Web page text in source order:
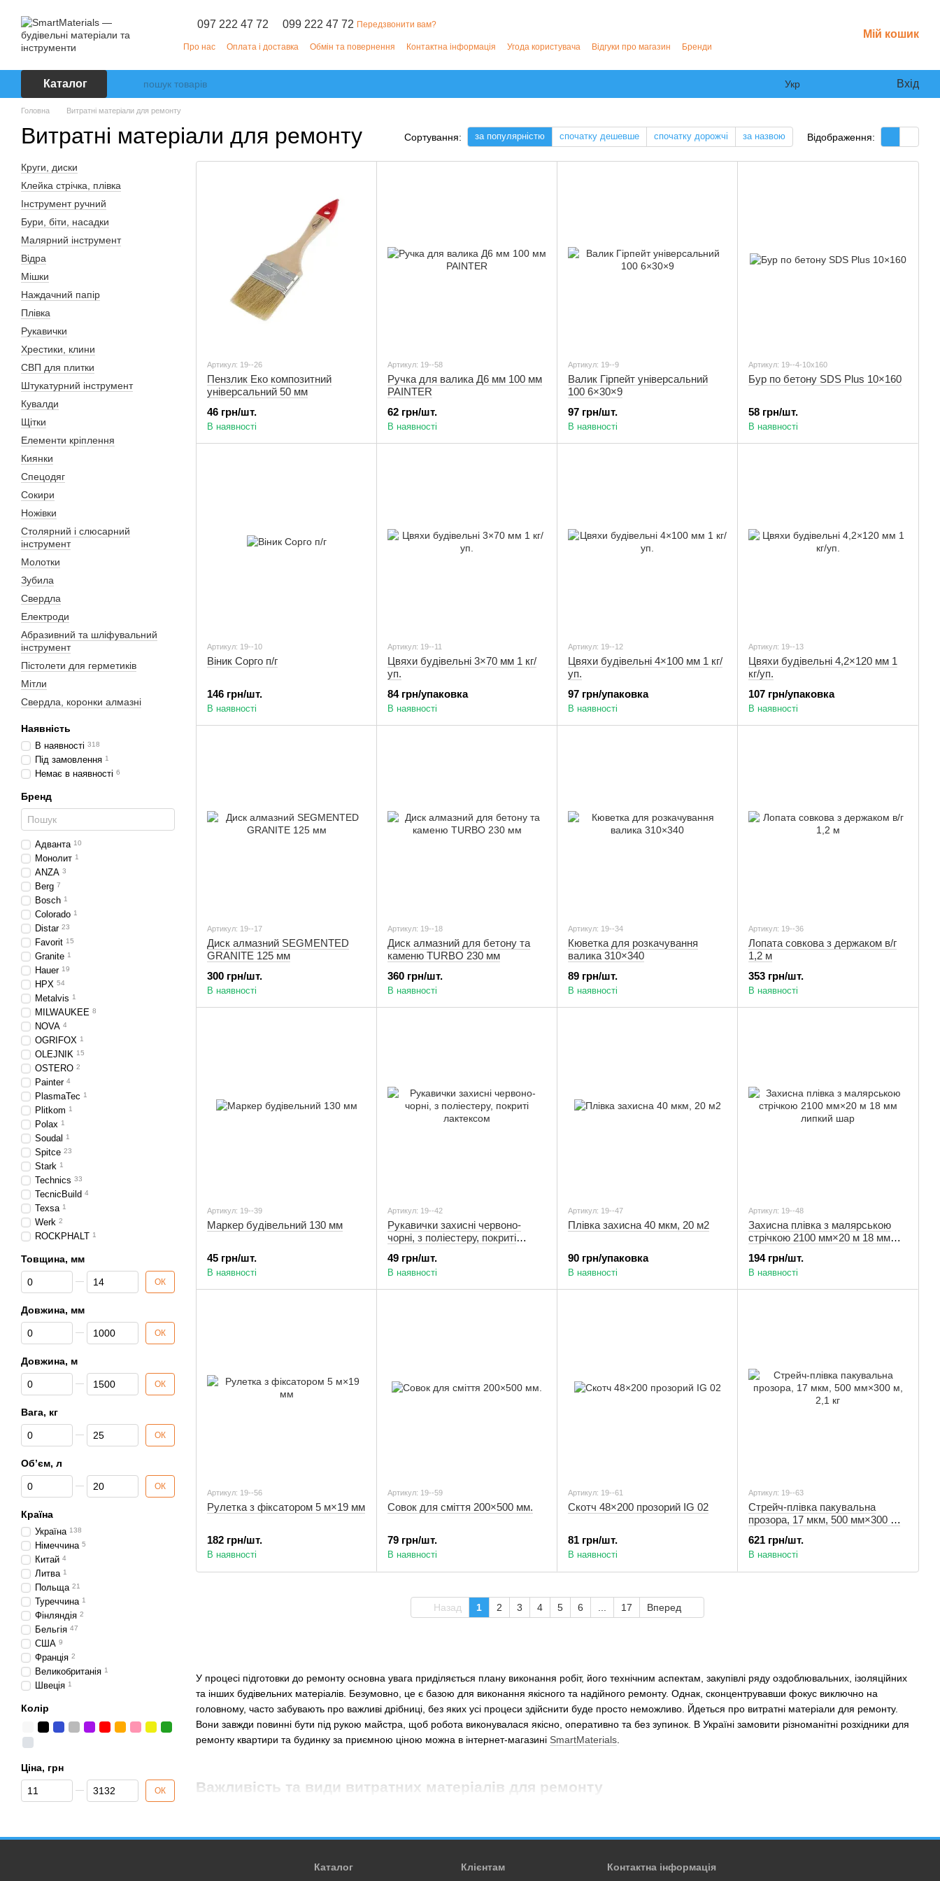
097 222 47 72 099 222 47 72 Передзвонити вам?
Про нас Оплата і доставка Обмін та повернення Контактна інформація Угода користувача Відгуки про магазин Бренди
Мій кошик
Каталог Укр Вхід
Головна Витратні матеріали для ремонту
Витратні матеріали для ремонту Сортування: за популярністю спочатку дешевше спочатку дорожчі за назвою Відображення:
У процесі підготовки до ремонту основна увага приділяється плану виконання робіт, його технічним аспектам, закупівлі ряду оздоблювальних, ізоляційних
та інших будівельних матеріалів. Безумовно, це є базою для виконання якісного та надійного ремонту. Однак, сконцентрувавши фокус виключно на
головному, часто забувають про важливі дрібниці, без яких усі процеси здійснити буде просто неможливо. Йдеться про витратні матеріали для ремонту.
Вони завжди повинні бути під рукою майстра, щоб робота виконувалася якісно, ​​оперативно та без зупинок. В Україні замовити різноманітні розхідники для
ремонту квартири та будинку за приємною ціною можна в інтернет-магазині SmartMaterials
Важливість та види витратних матеріалів для ремонту
на другорядну важливість, забувати про дані матеріали не варто. Купувати їх краще завчасно та із запасом.
До розхідних матеріалів для ремонту будинків та квартир можна віднести:
Артикул: 19--26
Пензлик Еко композитний
універсальний 50 мм
46 грн/шт.
В наявності
Артикул: 19--58
Ручка для валика Д6 мм 100 мм
PAINTER
62 грн/шт.
В наявності
Артикул: 19--9
Валик Гірпейт універсальний
100 6×30×9
97 грн/шт.
В наявності
Артикул: 19--4-10x160
Бур по бетону SDS Plus 10×160
58 грн/шт.
В наявності
Артикул: 19--10
Віник Сорго п/г
146 грн/шт.
В наявності
Артикул: 19--11
Цвяхи будівельні 3×70 мм 1 кг/
уп.
84 грн/упаковка
В наявності
Артикул: 19--12
Цвяхи будівельні 4×100 мм 1 кг/
уп.
97 грн/упаковка
В наявності
Артикул: 19--13
Цвяхи будівельні 4,2×120 мм 1
кг/уп.
107 грн/упаковка
В наявності
Артикул: 19--17
Диск алмазний SEGMENTED
GRANITE 125 мм
300 грн/шт.
В наявності
Артикул: 19--18
Диск алмазний для бетону та
каменю TURBO 230 мм
360 грн/шт.
В наявності
Артикул: 19--34
Кюветка для розкачування
валика 310×340
89 грн/шт.
В наявності
Артикул: 19--36
Лопата совкова з держаком в/г
1,2 м
353 грн/шт.
В наявності
Артикул: 19--39
Маркер будівельний 130 мм
45 грн/шт.
В наявності
Артикул: 19--42
Рукавички захисні червоно-
чорні, з поліестеру, покриті
49 грн/шт.
В наявності
Артикул: 19--47
Плівка захисна 40 мкм, 20 м2
90 грн/упаковка
В наявності
Артикул: 19--48
Захисна плівка з малярською
стрічкою 2100 мм×20 м 18 мм
194 грн/шт.
В наявності
Артикул: 19--56
Рулетка з фіксатором 5 м×19 мм
182 грн/шт.
В наявності
Артикул: 19--59
Совок для сміття 200×500 мм.
79 грн/шт.
В наявності
Артикул: 19--61
Скотч 48×200 прозорий IG 02
81 грн/шт.
В наявності
Артикул: 19--63
Стрейч-плівка пакувальна
прозора, 17 мкм, 500 мм×300 м,
621 грн/шт.
В наявності
Назад 1 2 3 4 5 6 17 Вперед
Круги, диски
Клейка стрічка, плівка
Інструмент ручний
Бури, біти, насадки
Малярний інструмент
Відра
Мішки
Наждачний папір
Плівка
Рукавички
Хрестики, клини
СВП для плитки
Штукатурний інструмент
Кувалди
Щітки
Елементи кріплення
Киянки
Спецодяг
Сокири
Ножівки
Столярний і слюсарний
інструмент
Молотки
Зубила
Свердла
Електроди
Абразивний та шліфувальний
інструмент
Пістолети для герметиків
Мітли
Свердла, коронки алмазні
Наявність
В наявності 318
Під замовлення 1
Немає в наявності 6
Бренд
Адванта 10
Монолит 1
ANZA 3
Berg 7
Bosch 1
Colorado 1
Distar 23
Favorit 15
Granite 1
Hauer 19
HPX 54
Metalvis 1
MILWAUKEE 8
NOVA 4
OGRIFOX 1
OLEJNIK 15
OSTERO 2
Painter 4
PlasmaTec 1
Plitkom 1
Polax 1
Soudal 1
Spitce 23
Stark 1
Technics 33
TecnicBuild 4
Texsa 1
Werk 2
ROCKPHALT 1
Товщина, мм
Від Товщина, мм
До Товщина, мм ОК
Довжина, мм
Від Довжина, мм
До Довжина, мм ОК
Довжина, м
Від Довжина, м
До Довжина, м ОК
Вага, кг
Від Вага, кг
До Вага, кг ОК
Об’єм, л
Від Об’єм, л
До Об’єм, л ОК
Країна
Україна 138
Німеччина 5
Китай 4
Литва 1
Польща 21
Туреччина 1
Фінляндія 2
Бельгія 47
США 9
Франція 2
Великобританія 1
Швеція 1
Колір
Ціна, грн
Від Ціна, грн
До Ціна, грн ОК
Каталог Клієнтам Контактна інформація